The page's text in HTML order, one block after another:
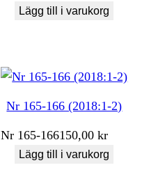
Lägg till i varukorg
Nr 165-166 (2018:1-2)
Nr 165-166150,00kr
Lägg till i varukorg